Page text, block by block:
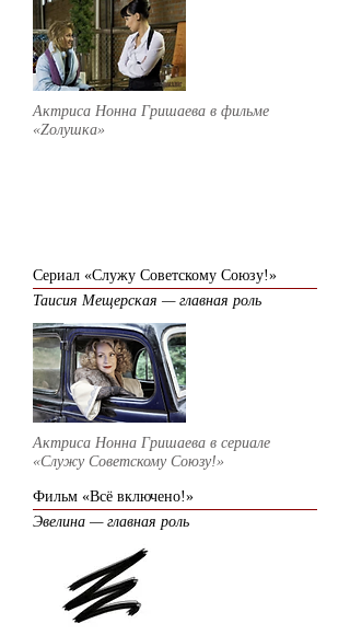
Актриса Нонна Гришаева в фильме
«Zолушка»
Сериал «Служу Советскому Союзу!»
Таисия Мещерская — главная роль
Актриса Нонна Гришаева в сериале
«Служу Советскому Союзу!»
Фильм «Всё включено!»
Эвелина — главная роль